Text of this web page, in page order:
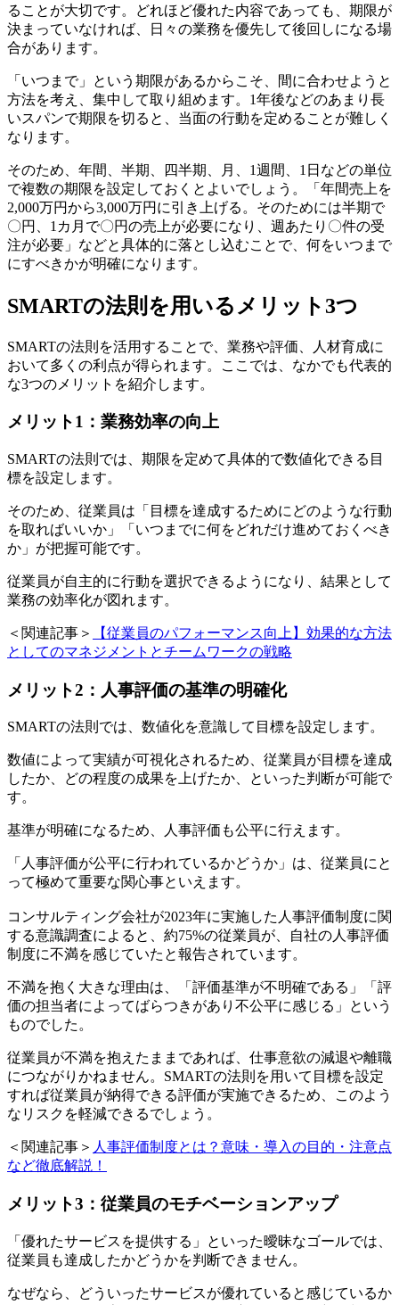
ることが大切です。どれほど優れた内容であっても、期限が
決まっていなければ、日々の業務を優先して後回しになる場
合があります。
「いつまで」という期限があるからこそ、間に合わせようと
方法を考え、集中して取り組めます。1年後などのあまり長
いスパンで期限を切ると、当面の行動を定めることが難しく
なります。
そのため、年間、半期、四半期、月、1週間、1日などの単位
で複数の期限を設定しておくとよいでしょう。「年間売上を
2,000万円から3,000万円に引き上げる。そのためには半期で
〇円、1カ月で〇円の売上が必要になり、週あたり〇件の受
注が必要」などと具体的に落とし込むことで、何をいつまで
にすべきかが明確になります。
SMARTの法則を用いるメリット3つ
SMARTの法則を活用することで、業務や評価、人材育成に
おいて多くの利点が得られます。ここでは、なかでも代表的
な3つのメリットを紹介します。
メリット1：業務効率の向上
SMARTの法則では、期限を定めて具体的で数値化できる目
標を設定します。
そのため、従業員は「目標を達成するためにどのような行動
を取ればいいか」「いつまでに何をどれだけ進めておくべき
か」が把握可能です。
従業員が自主的に行動を選択できるようになり、結果として
業務の効率化が図れます。
＜関連記事＞
【従業員のパフォーマンス向上】効果的な方法
としてのマネジメントとチームワークの戦略
メリット2：人事評価の基準の明確化
SMARTの法則では、数値化を意識して目標を設定します。
数値によって実績が可視化されるため、従業員が目標を達成
したか、どの程度の成果を上げたか、といった判断が可能で
す。
基準が明確になるため、人事評価も公平に行えます。
「人事評価が公平に行われているかどうか」は、従業員にと
って極めて重要な関心事といえます。
コンサルティング会社が2023年に実施した人事評価制度に関
する意識調査によると、約75%の従業員が、自社の人事評価
制度に不満を感じていたと報告されています。
不満を抱く大きな理由は、「評価基準が不明確である」「評
価の担当者によってばらつきがあり不公平に感じる」という
ものでした。
従業員が不満を抱えたままであれば、仕事意欲の減退や離職
につながりかねません。SMARTの法則を用いて目標を設定
すれば従業員が納得できる評価が実施できるため、このよう
なリスクを軽減できるでしょう。
＜関連記事＞ 人事評価制度とは？意味・導入の目的・注意点
など徹底解説！
メリット3：従業員のモチベーションアップ
「優れたサービスを提供する」といった曖昧なゴールでは、
従業員も達成したかどうかを判断できません。
なぜなら、どういったサービスが優れていると感じているか